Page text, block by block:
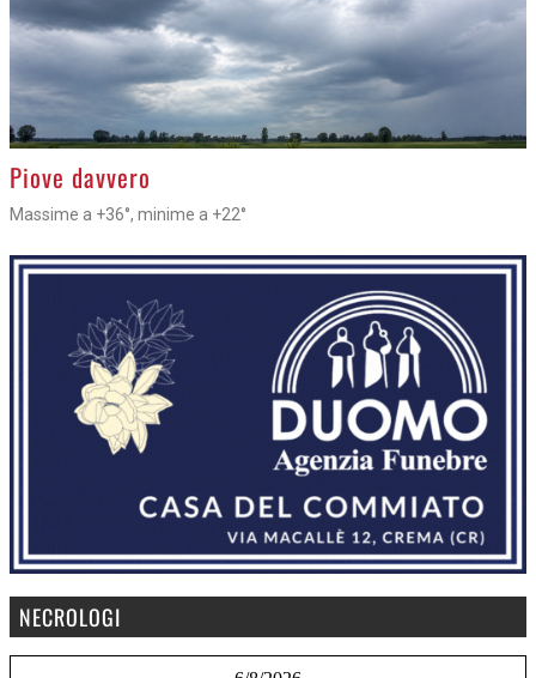
>
Piove davvero
Massime a +36°, minime a +22°
NECROLOGI